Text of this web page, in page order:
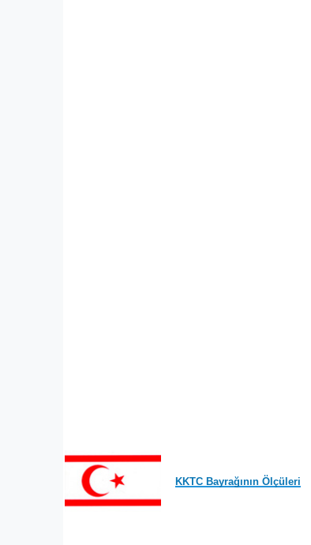
KKTC Bayrağının Ölçüleri